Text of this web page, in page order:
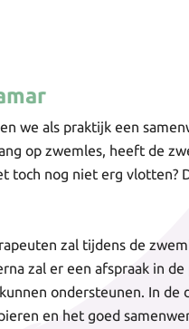
we als praktijk een
op zwemles, heeft de
toch nog niet erg vlotten?
zal tijdens de
zal er een afspraak in
ondersteunen. In de
en het goed